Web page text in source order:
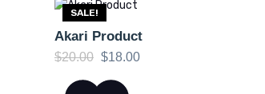
SALE!
Akari Product
$20.00 Original
was:
$18.00Current